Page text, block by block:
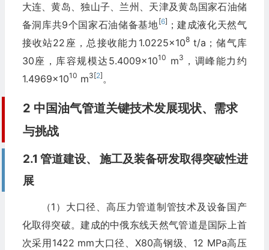
大连、黄岛、独山子、兰州、天津及黄岛国家石油储
备洞库共9个国家石油储备基地[6] ；建成液化天然气
接收站22座，总接收能力1.0225×108t/a；储气库
30座，库容规模达5.4009×1010 m3 ，调峰能力约
1.4969×1010 m3[2]。
2 中国油气管道关键技术发展现状、需求
与挑战
2.1 管道建设、 施工及装备研发取得突破性进
展
（1）大口径、高压力管道制管技术及设备国产
化取得突破。建成的中俄东线天然气管道是国际上首
次采用1422 mm大口径、X80高钢级、12 MPa高压